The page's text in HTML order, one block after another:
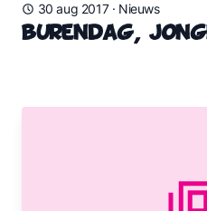
30 aug 2017· Nieuws
Burendag,